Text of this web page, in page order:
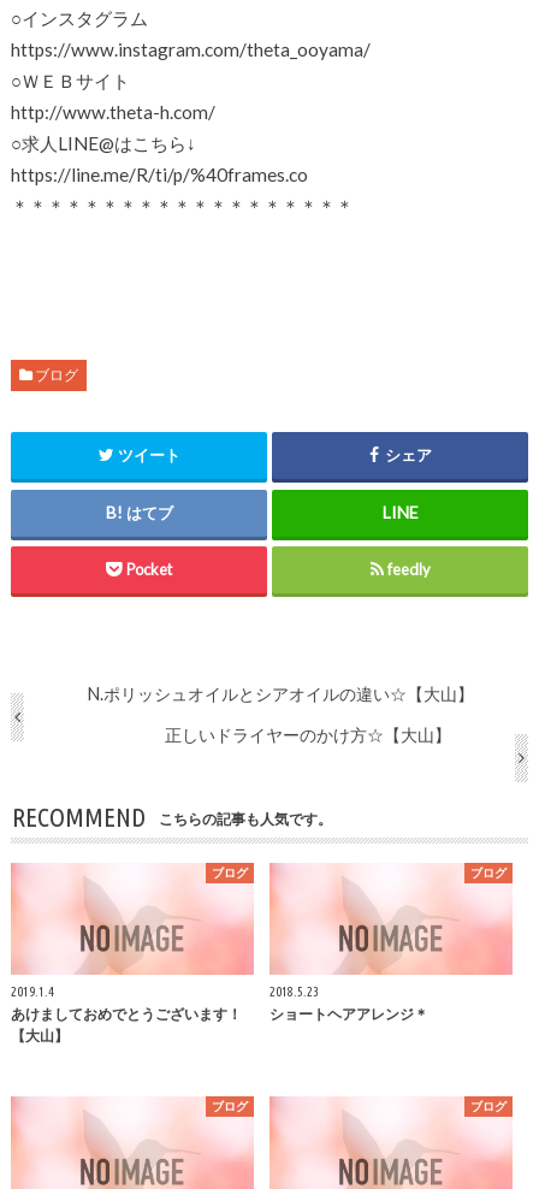
○インスタグラム
https://www.instagram.com/theta_ooyama/
○ＷＥＢサイト
http://www.theta-h.com/
○求人LINE@はこちら↓
https://line.me/R/ti/p/%40frames.co
＊＊＊＊＊＊＊＊＊＊＊＊＊＊＊＊＊＊＊
ブログ
ツイート シェア
はてブ
Pocket feedly
N.ポリッシュオイルとシアオイルの違い☆【大山】
正しいドライヤーのかけ方☆【大山】
RECOMMEND こちらの記事も人気です。
ブログ
2019.1.4
あけましておめでとうございます！
【大山】
ブログ
2018.5.23
ショートヘアアレンジ＊
ブログ ブログ